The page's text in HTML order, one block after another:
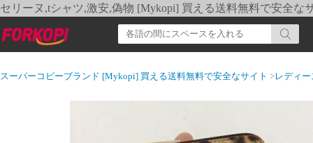
セリーヌ,tシャツ,激安,偽物 [Mykopi] 買える送料無料で安全な
スーパーコピーブランド [Mykopi] 買える送料無料で安全なサイト >レディ